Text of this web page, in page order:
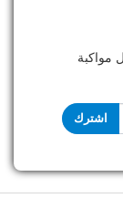
مواكبة
اشترك